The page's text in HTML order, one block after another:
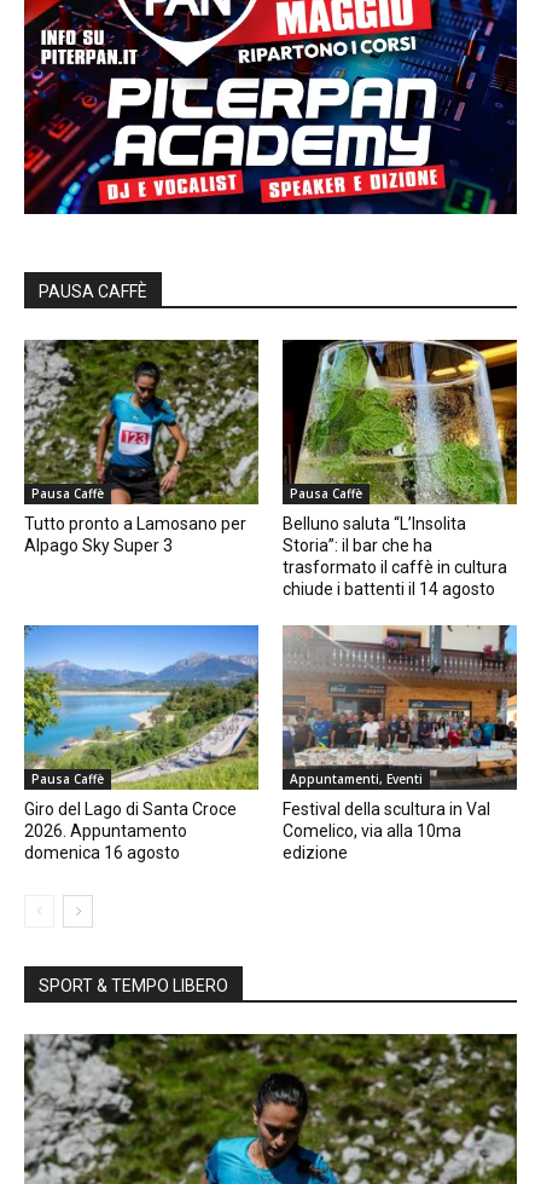
PAUSA CAFFÈ
Pausa Caffè
Tutto pronto a Lamosano per
Alpago Sky Super 3
Pausa Caffè
Belluno saluta “L’Insolita
Storia”: il bar che ha
trasformato il caffè in cultura
chiude i battenti il 14 agosto
Pausa Caffè
Giro del Lago di Santa Croce
2026. Appuntamento
domenica 16 agosto
Appuntamenti, Eventi
Festival della scultura in Val
Comelico, via alla 10ma
edizione
SPORT & TEMPO LIBERO